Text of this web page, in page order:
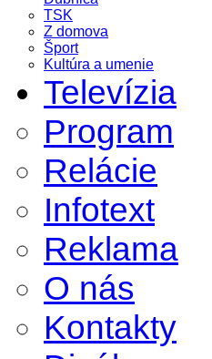
TSK
Z domova
Šport
Kultúra a umenie
Televízia
Program
Relácie
Infotext
Reklama
O nás
Kontakty